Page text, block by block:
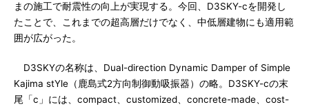
まの施工で耐震性の向上が実現する。今回、D3SKY-cを開発し
たことで、これまでの超高層だけでなく、中低層建物にも適用範
囲が広がった。
D3SKYの名称は、Dual-direction Dynamic Damper of Simple
Kajima stYle（鹿島式2方向制御動吸振器）の略。D3SKY-cの末
尾「c」には、compact、customized、concrete-made、cost-